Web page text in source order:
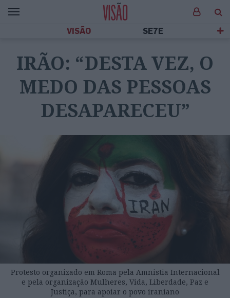
VISÃO SE7E
IRÃO: “DESTA VEZ, O
MEDO DAS PESSOAS
DESAPARECEU”
Protesto organizado em Roma pela Amnistia Internacional
e pela organização Mulheres, Vida, Liberdade, Paz e
Justiça, para apoiar o povo iraniano